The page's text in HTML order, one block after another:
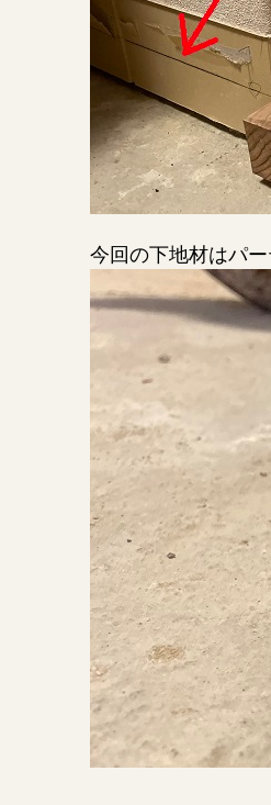
今回の下地材はパ